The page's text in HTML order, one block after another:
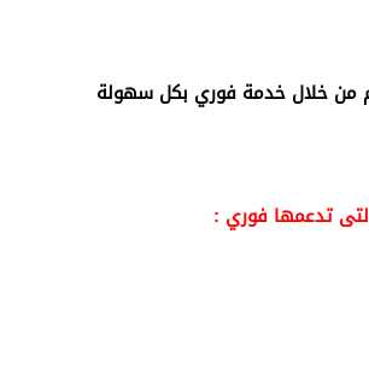
من خلال خدمة فوري بكل سهولة
تدعمها فوري :